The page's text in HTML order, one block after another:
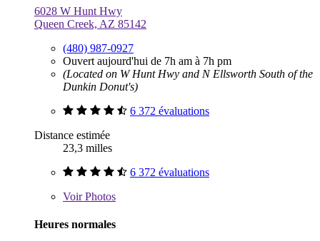
6028 W Hunt Hwy
Queen Creek, AZ 85142
(480) 987-0927
Ouvert aujourd'hui de 7h am à 7h pm
(Located on W Hunt Hwy and N Ellsworth South of the
Dunkin Donut's)
6 372 évaluations
Distance estimée
23,3 milles
6 372 évaluations
VoirPhotos
Heures normales